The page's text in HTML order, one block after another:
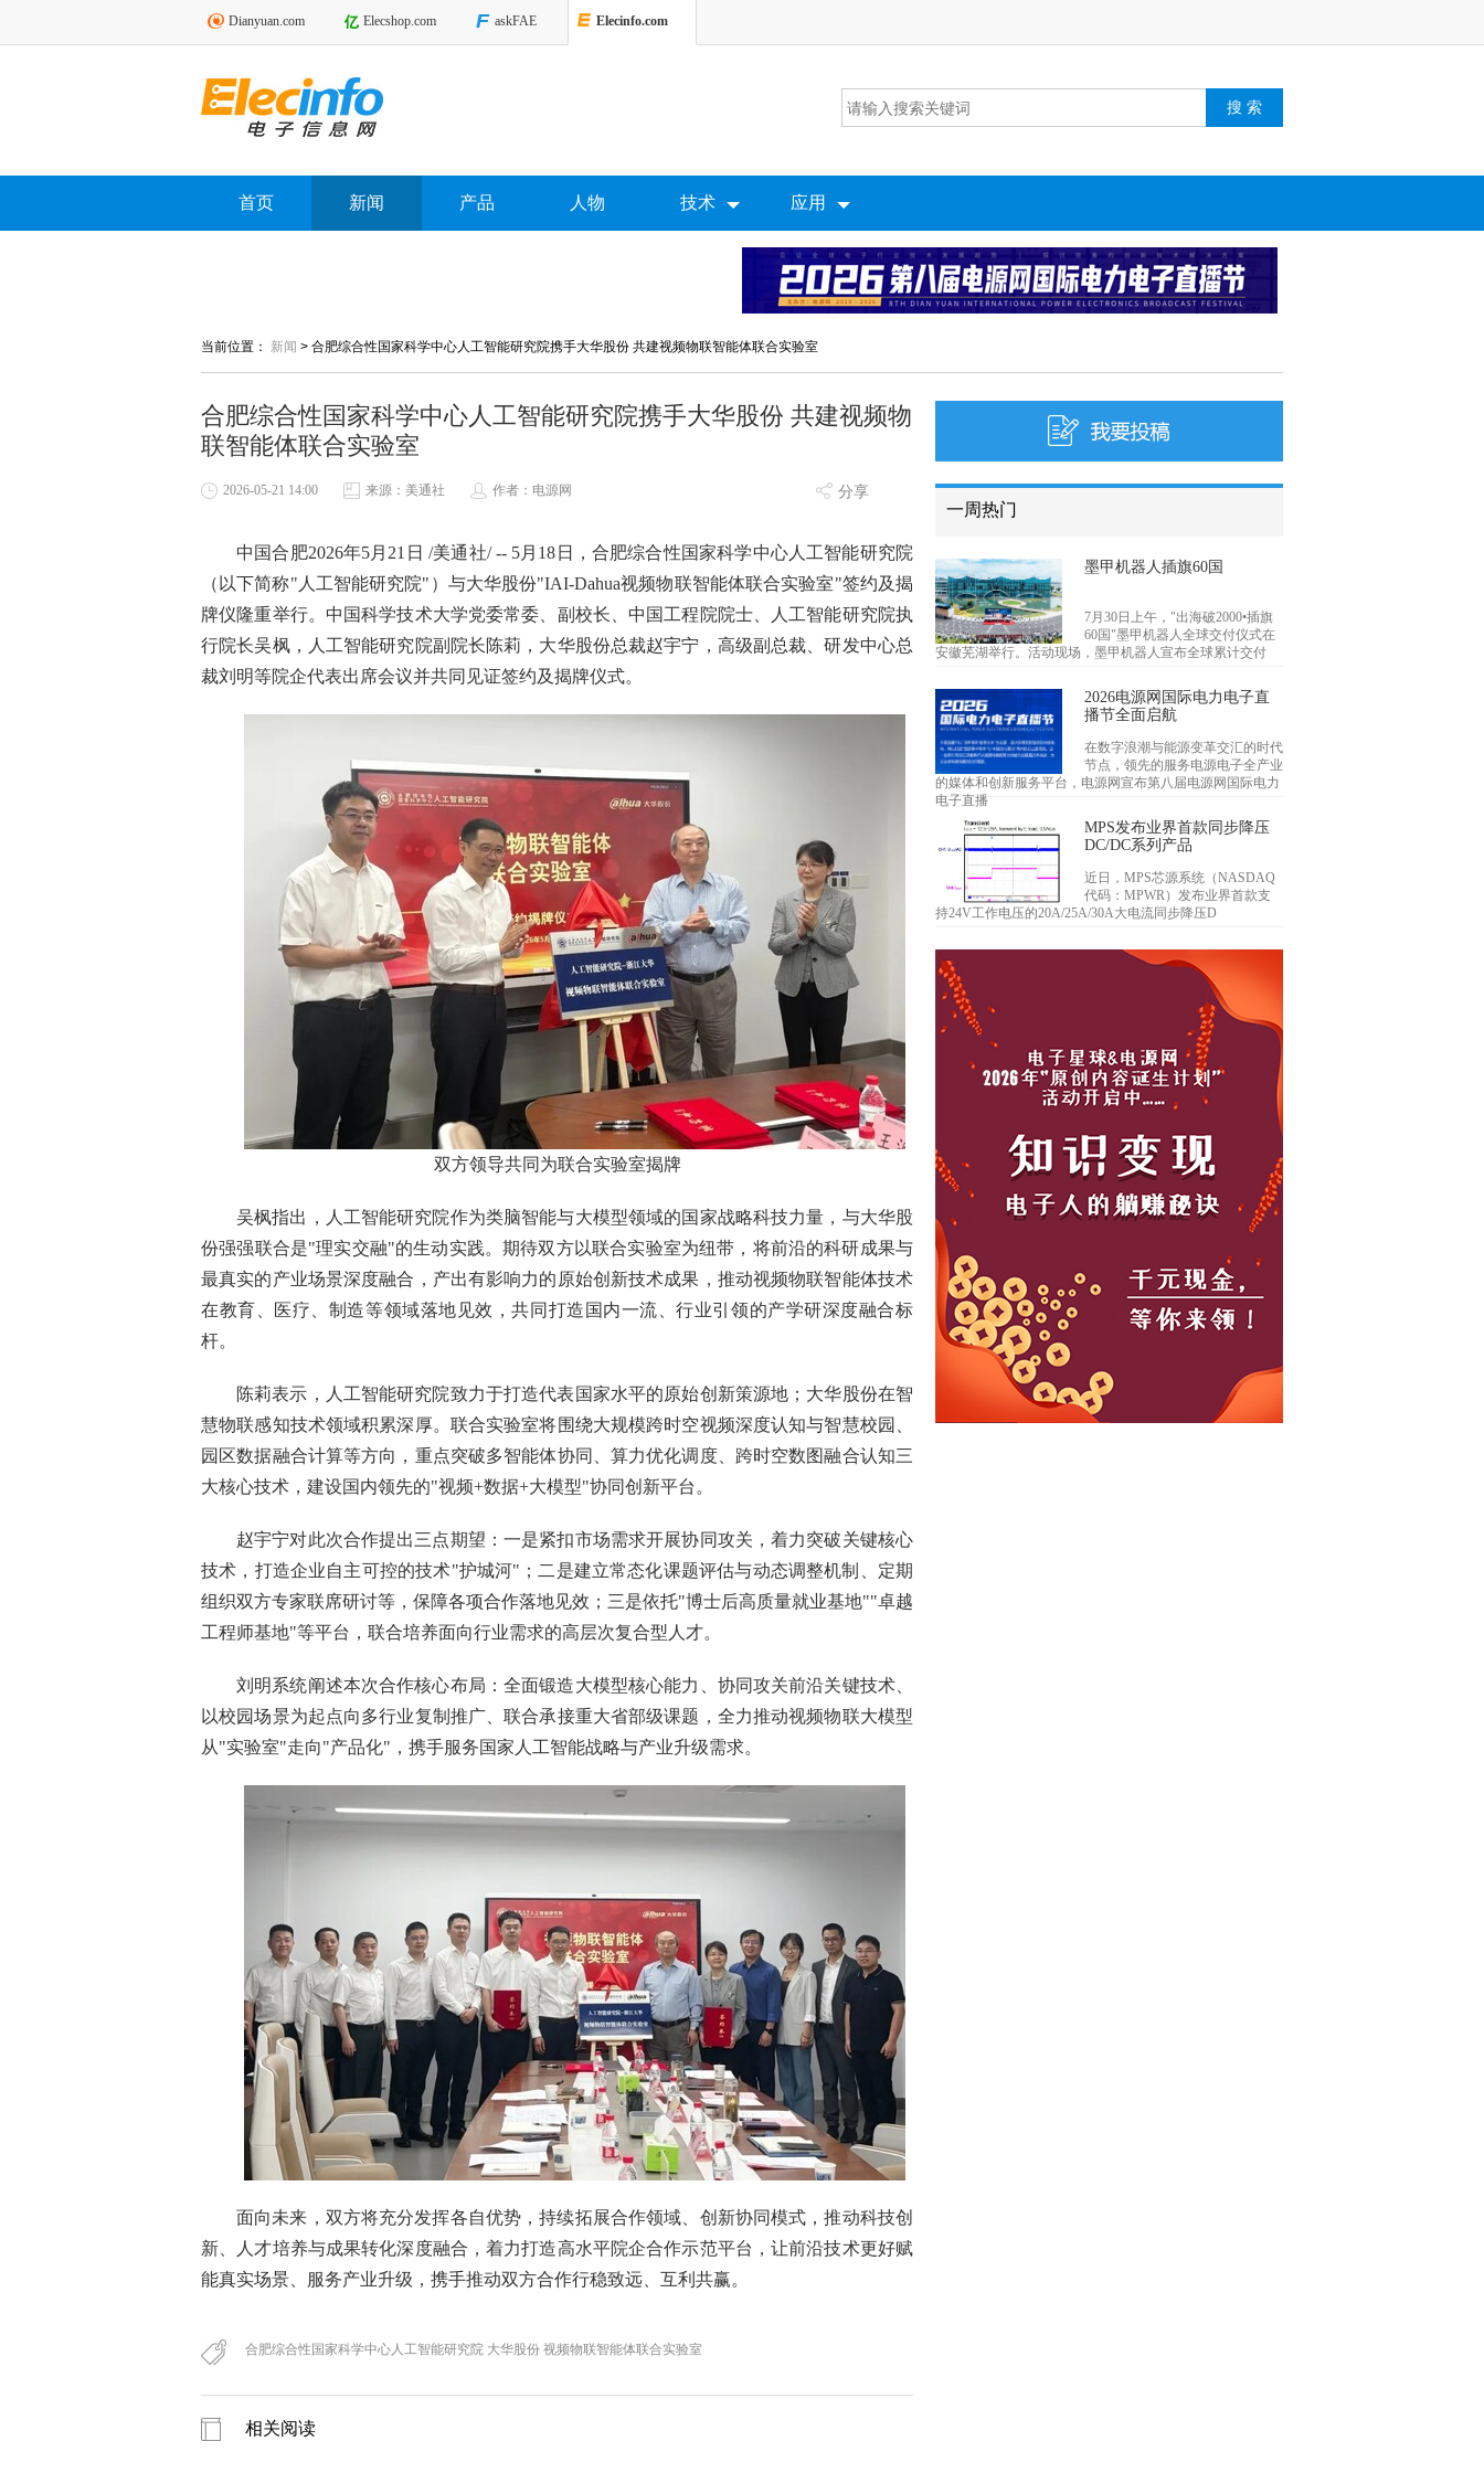
Dianyuan.com Elecshop.com askFAE Elecinfo.com
首页 新闻 产品 人物 技术 应用
当前位置： 新闻 > 合肥综合性国家科学中心人工智能研究院携手大华股份 共建视频物联智能体联合实验室
合肥综合性国家科学中心人工智能研究院携手大华股份 共建视频物
联智能体联合实验室
2026-05-21 14:00 来源：美通社 作者：电源网 分享
中国合肥2026年5月21日 /美通社/ -- 5月18日，合肥综合性国家科学中心人工智能研究院
（以下简称"人工智能研究院"）与大华股份"IAI-Dahua视频物联智能体联合实验室"签约及揭
牌仪隆重举行。中国科学技术大学党委常委、副校长、中国工程院院士、人工智能研究院执
行院长吴枫，人工智能研究院副院长陈莉，大华股份总裁赵宇宁，高级副总裁、研发中心总
裁刘明等院企代表出席会议并共同见证签约及揭牌仪式。
双方领导共同为联合实验室揭牌
吴枫指出，人工智能研究院作为类脑智能与大模型领域的国家战略科技力量，与大华股
份强强联合是"理实交融"的生动实践。期待双方以联合实验室为纽带，将前沿的科研成果与
最真实的产业场景深度融合，产出有影响力的原始创新技术成果，推动视频物联智能体技术
在教育、医疗、制造等领域落地见效，共同打造国内一流、行业引领的产学研深度融合标
杆。
陈莉表示，人工智能研究院致力于打造代表国家水平的原始创新策源地；大华股份在智
慧物联感知技术领域积累深厚。联合实验室将围绕大规模跨时空视频深度认知与智慧校园、
园区数据融合计算等方向，重点突破多智能体协同、算力优化调度、跨时空数图融合认知三
大核心技术，建设国内领先的"视频+数据+大模型"协同创新平台。
赵宇宁对此次合作提出三点期望：一是紧扣市场需求开展协同攻关，着力突破关键核心
技术，打造企业自主可控的技术"护城河"；二是建立常态化课题评估与动态调整机制、定期
组织双方专家联席研讨等，保障各项合作落地见效；三是依托"博士后高质量就业基地""卓越
工程师基地"等平台，联合培养面向行业需求的高层次复合型人才。
刘明系统阐述本次合作核心布局：全面锻造大模型核心能力、协同攻关前沿关键技术、
以校园场景为起点向多行业复制推广、联合承接重大省部级课题，全力推动视频物联大模型
从"实验室"走向"产品化"，携手服务国家人工智能战略与产业升级需求。
面向未来，双方将充分发挥各自优势，持续拓展合作领域、创新协同模式，推动科技创
新、人才培养与成果转化深度融合，着力打造高水平院企合作示范平台，让前沿技术更好赋
能真实场景、服务产业升级，携手推动双方合作行稳致远、互利共赢。
合肥综合性国家科学中心人工智能研究院 大华股份 视频物联智能体联合实验室
相关阅读
一周热门
墨甲机器人插旗60国
7月30日上午，"出海破2000•插旗
60国"墨甲机器人全球交付仪式在
安徽芜湖举行。活动现场，墨甲机器人宣布全球累计交付
2026电源网国际电力电子直
播节全面启航
在数字浪潮与能源变革交汇的时代
节点，领先的服务电源电子全产业
的媒体和创新服务平台，电源网宣布第八届电源网国际电力
电子直播
MPS发布业界首款同步降压
DC/DC系列产品
近日，MPS芯源系统（NASDAQ
代码：MPWR）发布业界首款支
持24V工作电压的20A/25A/30A大电流同步降压D